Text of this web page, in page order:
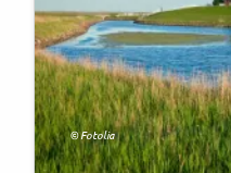
© Fotolia